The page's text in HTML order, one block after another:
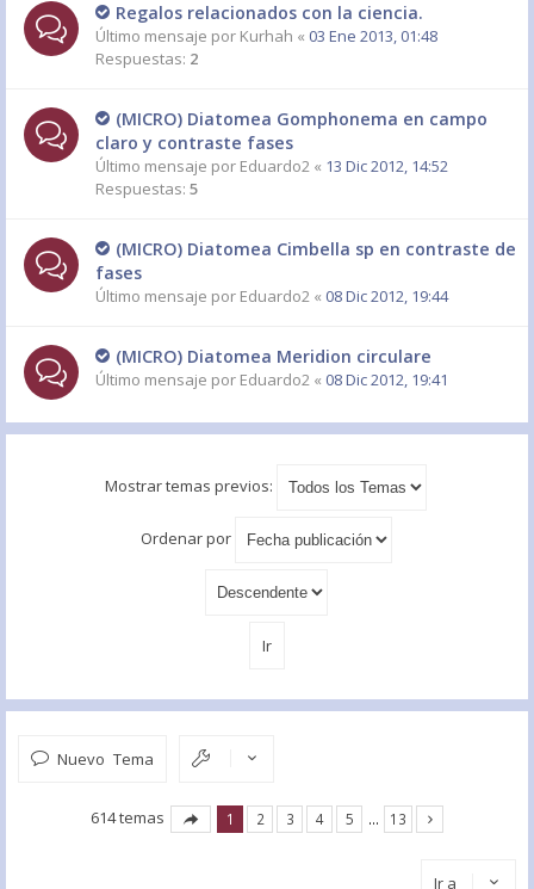
Regalos relacionados con la ciencia.
Último mensaje por Kurhah « 03 Ene 2013, 01:48
Respuestas: 2
(MICRO) Diatomea Gomphonema en campo
claro y contraste fases
Último mensaje por Eduardo2 « 13 Dic 2012, 14:52
Respuestas: 5
(MICRO) Diatomea Cimbella sp en contraste de
fases
Último mensaje por Eduardo2 « 08 Dic 2012, 19:44
(MICRO) Diatomea Meridion circulare
Último mensaje por Eduardo2 « 08 Dic 2012, 19:41
Mostrar temas previos:
Ordenar por
Nuevo Tema
614 temas 1 2 3 4 5 … 13
Ir a